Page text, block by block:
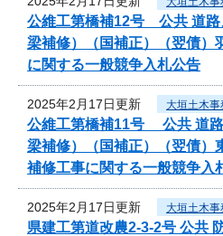
公維工第橋補12号 公共 道路
梁補修）（国補正）（翌債
に関する一般競争入札公告
2025年2月17日更新 大垣土木事
公維工第橋補11号 公共 道
梁補修）（国補正）（翌債
補修工事に関する一般競争入
2025年2月17日更新 大垣土木事
県建工第道改農2-3-2号 公共